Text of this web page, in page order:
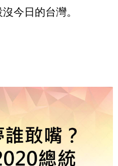
今日的台灣。